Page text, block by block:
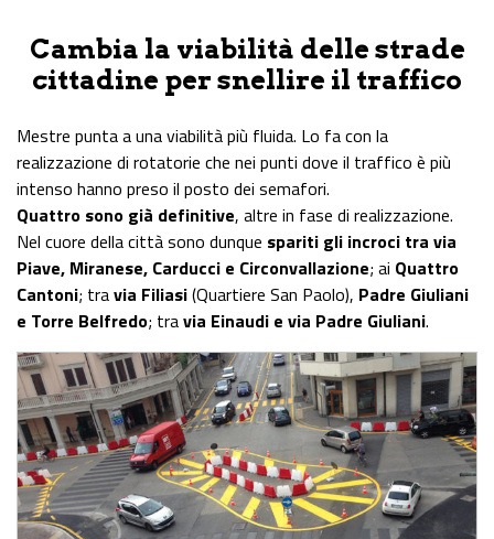
Cambia la viabilità delle strade
cittadine per snellire il traffico
Mestre punta a una viabilità più fluida. Lo fa con la
realizzazione di rotatorie che nei punti dove il traffico è più
intenso hanno preso il posto dei semafori.
Quattro sono già definitive, altre in fase di realizzazione.
Nel cuore della città sono dunque spariti gli incroci tra via
Piave, Miranese, Carducci e Circonvallazione; ai Quattro
Cantoni; travia Filiasi(Quartiere San Paolo), Padre Giuliani
e Torre Belfredo; travia Einaudi e via Padre Giuliani.